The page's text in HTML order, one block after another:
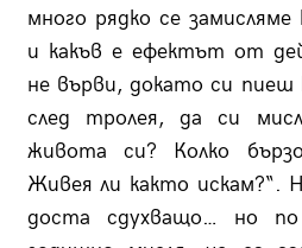
много рядко се
и какъв е ефектът от
не върви, докато си
след тролея, да си
живота си? Колко
Живея ли както искам?“.
доста сдухващо… но